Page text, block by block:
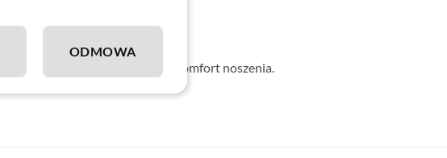
, zapewniającej wysoki komfort noszenia.
ODMOWA